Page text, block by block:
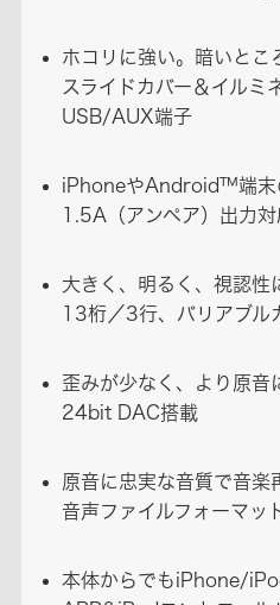
ホコリに強い。暗いとこ
スライドカバー＆イルミ
USB/AUX端子
iPhoneやAndroid™端末
1.5A（アンペア）出力
大きく、明るく、視認性
13桁／3行、バリアブル
歪みが少なく、より原音
24bit DAC搭載
原音に忠実な音質で音楽
音声ファイルフォーマッ
本体からでもiPhone/